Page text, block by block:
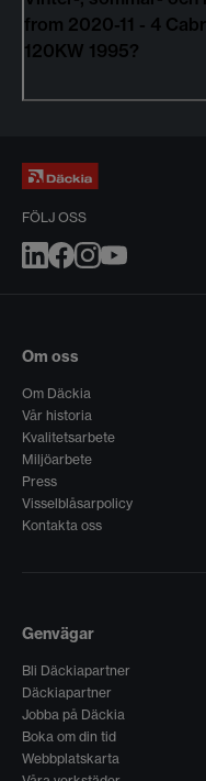
from 2020-11 - 4
120KW 1995?
FÖLJ OSS
Om oss
Om Däckia
Vår historia
Kvalitetsarbete
Miljöarbete
Press
Visselblåsarpolicy
Kontakta oss
Genvägar
Bli Däckiapartner
Däckiapartner
Jobba på Däckia
Boka om din tid
Webbplatskarta